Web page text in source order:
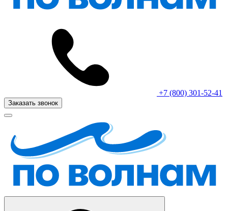
+7 (800) 301-52-41
Заказать звонок